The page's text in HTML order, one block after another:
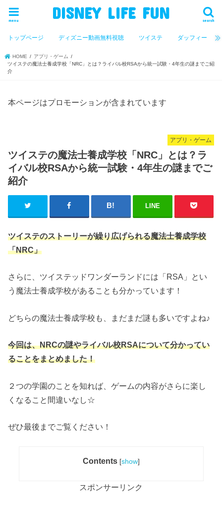
DISNEY LIFE FUN search
menu
トップページ ディズニー動画無料視聴 ツイステ ダッフィー
HOME
アプリ・ゲーム
ツイステの魔法士養成学校「NRC」とは？ライバル校RSAから統一試験・4年生の謎までご紹
介
本ページはプロモーションが含まれています
アプリ・ゲーム
ツイステの魔法士養成学校「NRC」とは？ラ
イバル校RSAから統一試験・4年生の謎までご
紹介
LINE
ツイステのストーリーが繰り広げられる魔法士養成学校
「NRC」
さらに、ツイステッドワンダーランドには「RSA」とい
う魔法士養成学校があることも分かっています！
どちらの魔法士養成学校も、まだまだ謎も多いですよね♪
今回は、NRCの謎やライバル校RSAについて分かってい
ることをまとめました！
２つの学園のことを知れば、ゲームの内容がさらに楽し
くなること間違いなし☆
ぜひ最後までご覧ください！
Contents [show]
スポンサーリンク